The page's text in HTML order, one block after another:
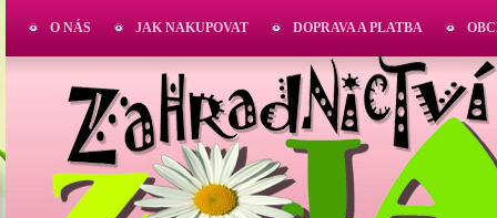
O NÁS JAK NAKUPOVAT DOPRAVA A PLATBA